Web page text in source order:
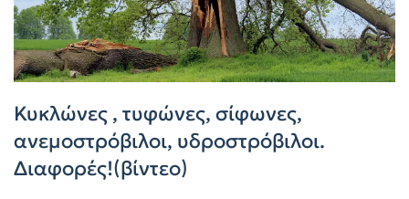
Κυκλώνες , τυφώνες, σίφωνες,
ανεμοστρόβιλοι, υδροστρόβιλοι.
Διαφορές!(βίντεο)